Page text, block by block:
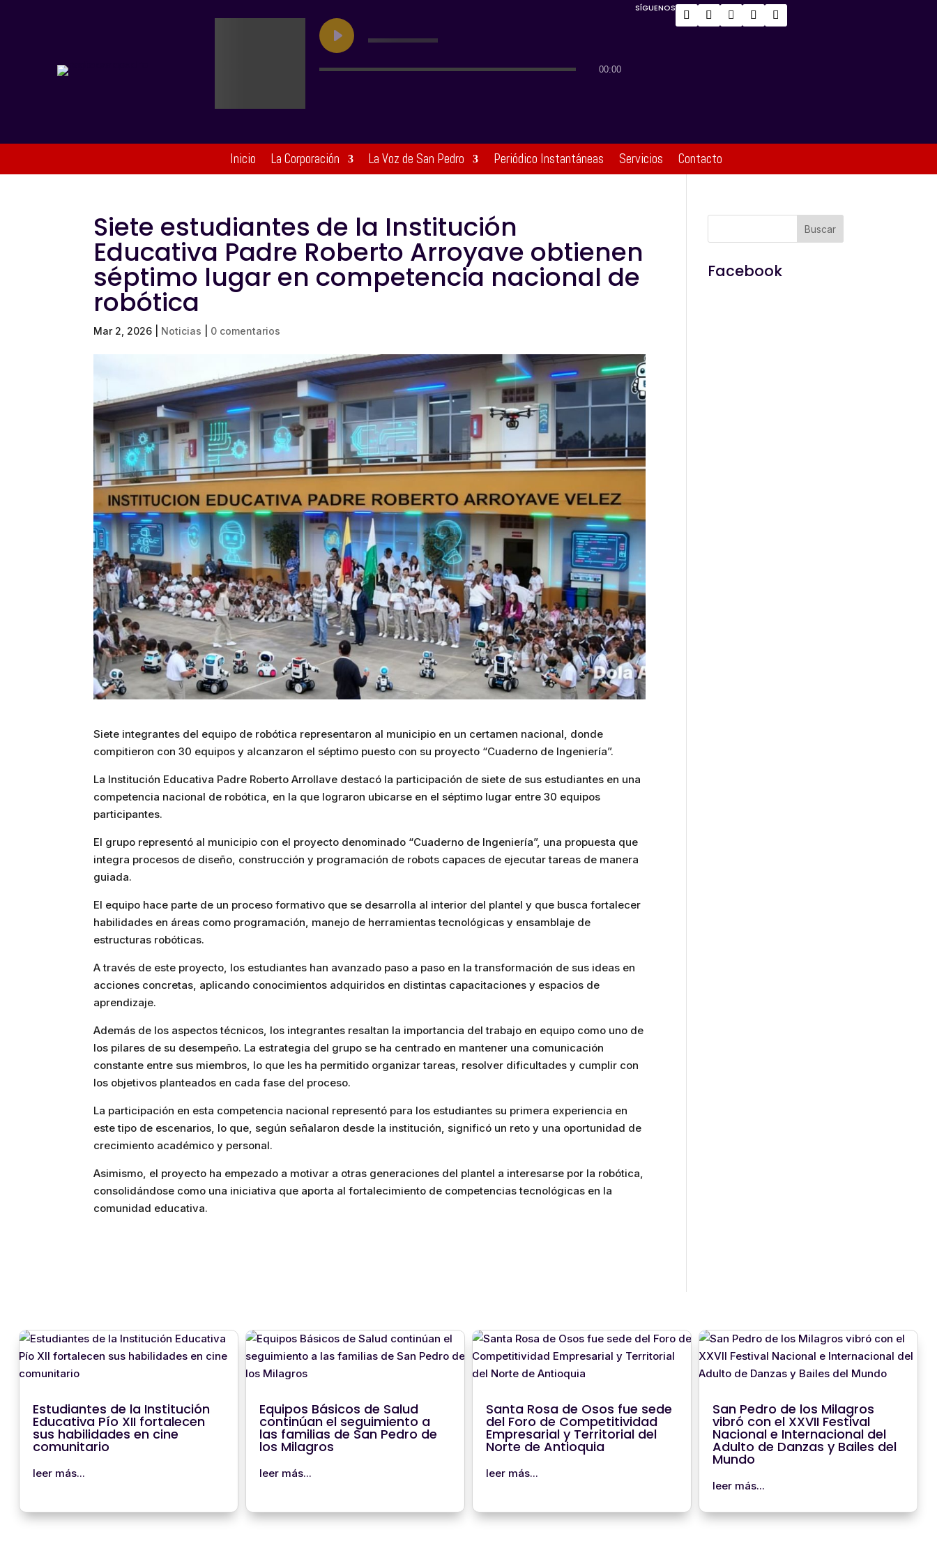
00:00
SÍGUENOS
Inicio La Corporación La Voz de San Pedro Periódico Instantáneas Servicios Contacto
Siete estudiantes de la Institución
Educativa Padre Roberto Arroyave obtienen
séptimo lugar en competencia nacional de
robótica
Mar 2, 2026 Noticias 0 comentarios
Siete integrantes del equipo de robótica representaron al municipio en un certamen nacional, donde
compitieron con 30 equipos y alcanzaron el séptimo puesto con su proyecto “Cuaderno de Ingeniería”.
La Institución Educativa Padre Roberto Arrollave destacó la participación de siete de sus estudiantes en una
competencia nacional de robótica, en la que lograron ubicarse en el séptimo lugar entre 30 equipos
participantes.
El grupo representó al municipio con el proyecto denominado “Cuaderno de Ingeniería”, una propuesta que
integra procesos de diseño, construcción y programación de robots capaces de ejecutar tareas de manera
guiada.
El equipo hace parte de un proceso formativo que se desarrolla al interior del plantel y que busca fortalecer
habilidades en áreas como programación, manejo de herramientas tecnológicas y ensamblaje de
estructuras robóticas.
A través de este proyecto, los estudiantes han avanzado paso a paso en la transformación de sus ideas en
acciones concretas, aplicando conocimientos adquiridos en distintas capacitaciones y espacios de
aprendizaje.
Además de los aspectos técnicos, los integrantes resaltan la importancia del trabajo en equipo como uno de
los pilares de su desempeño. La estrategia del grupo se ha centrado en mantener una comunicación
constante entre sus miembros, lo que les ha permitido organizar tareas, resolver dificultades y cumplir con
los objetivos planteados en cada fase del proceso.
La participación en esta competencia nacional representó para los estudiantes su primera experiencia en
este tipo de escenarios, lo que, según señalaron desde la institución, significó un reto y una oportunidad de
crecimiento académico y personal.
Asimismo, el proyecto ha empezado a motivar a otras generaciones del plantel a interesarse por la robótica,
consolidándose como una iniciativa que aporta al fortalecimiento de competencias tecnológicas en la
comunidad educativa.
Facebook
Estudiantes de la Institución
Educativa Pío XII fortalecen
sus habilidades en cine
comunitario
leer más...
Equipos Básicos de Salud
continúan el seguimiento a
las familias de San Pedro de
los Milagros
leer más...
Santa Rosa de Osos fue sede
del Foro de Competitividad
Empresarial y Territorial del
Norte de Antioquia
leer más...
San Pedro de los Milagros
vibró con el XXVII Festival
Nacional e Internacional del
Adulto de Danzas y Bailes del
Mundo
leer más...